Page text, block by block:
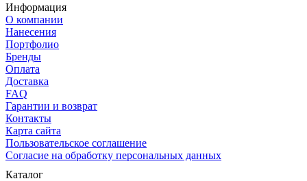
Информация
О компании
Нанесения
Портфолио
Бренды
Оплата
Доставка
FAQ
Гарантии и возврат
Контакты
Карта сайта
Пользовательское соглашение
Согласие на обработку персональных данных
Каталог